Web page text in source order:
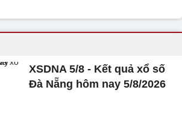
XSDNA 5/8 - Kết quả xổ số
Đà Nẵng hôm nay 5/8/2026